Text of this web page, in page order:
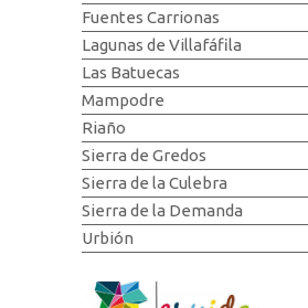
Fuentes Carrionas
Lagunas de Villafáfila
Las Batuecas
Mampodre
Riaño
Sierra de Gredos
Sierra de la Culebra
Sierra de la Demanda
Urbión